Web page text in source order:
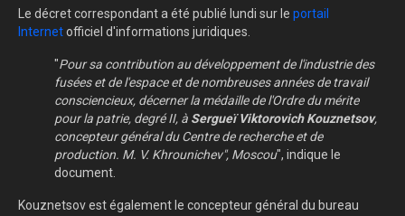
Le décret correspondant a été publié lundi sur le portail
Internetofficiel d'informations juridiques.
"Pour sa contribution au développement de l'industrie des
fusées et de l'espace et de nombreuses années de travail
consciencieux, décerner la médaille de l'Ordre du mérite
pour la patrie, degré II, à Sergueï Viktorovich Kouznetsov,
concepteur général du Centre de recherche et de
production. M. V. Khrounichev", Moscou", indique le
document.
Kouznetsov est également le concepteur général du bureau